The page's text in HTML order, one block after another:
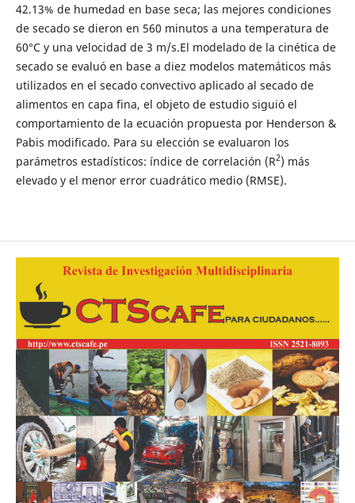
42.13% de humedad en base seca; las mejores condiciones
de secado se dieron en 560 minutos a una temperatura de
60°C y una velocidad de 3 m/s.El modelado de la cinética de
secado se evaluó en base a diez modelos matemáticos más
utilizados en el secado convectivo aplicado al secado de
alimentos en capa fina, el objeto de estudio siguió el
comportamiento de la ecuación propuesta por Henderson &
Pabis modificado. Para su elección se evaluaron los
parámetros estadísticos: índice de correlación (R2) más
elevado y el menor error cuadrático medio (RMSE).